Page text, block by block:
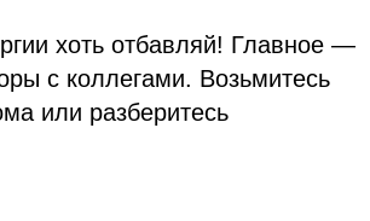
хоть отбавляй! Главное —
с коллегами. Возьмитесь
или разберитесь